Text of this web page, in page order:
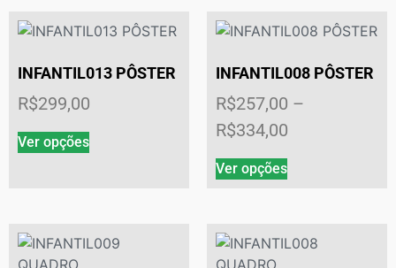
INFANTIL013 PÔSTER
R$299,00
Ver opções
INFANTIL008 PÔSTER
R$257,00 –
R$334,00
Ver opções